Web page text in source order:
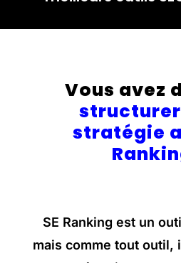
Vous avez
stratégie
SE Ranking est un
mais comme tout outil,